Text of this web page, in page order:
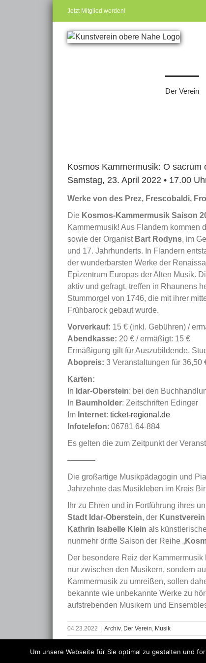
Jetzt Mitglied werden!
Der Verein
grösseres
Kosmos Kammermusik: O sacrum
Samstag, 23. April 2022 • 17.00
Werke von des Prez, Frescobaldi,
Die Kosmos-Kammermusik Saison
Kammermusik! Aus Flandern kommen
sowie der Organist Bart Rodyns, im
und 17. Jahrhunderts. In Flandern
der wunderbarsten Werke der
Epizentrum Europas der Alten Musik.
aktiv und gefragt, treffen in Rhaunens
Stummorgel von 1746, die mit ihrer
Frühbarock gebaut wurde.
Vorverkauf: 15 € (inkl. Gebühren) /
Abendkasse: 20 € / ermäßigt: 15 €
Ermäßigung gilt für Auszubildende,
Abopreis: 3 Veranstaltungen für 36,50
Karten:
In Idar-Oberstein: bei den
In Baumholder: Zeitschriften Edinger
Im Internet: ticket-regional.de
Infotelefon: 06781 64-884
Es gelten die zum Zeitpunkt der
———–
Die großartige Musikpädagogin und
Jahrzehnte das Musikleben im Kreis
Ihr zu Ehren und in Fortführung ihres
Stadt Idar-Oberstein, der
Kathrin Isabelle Klein als
nunmehr dritte Saison der Reihe „
Der besondere Reiz der
nur zwischen den Musikern, sondern
Kammermusik zu umreißen, sollen
bekannte wie unbekannte Werke zu
aufstrebenden Musikern und
04.23.2022 Archiv, Der Verein, Musik
Um unsere Webseite für Sie optimal zu gestalten und